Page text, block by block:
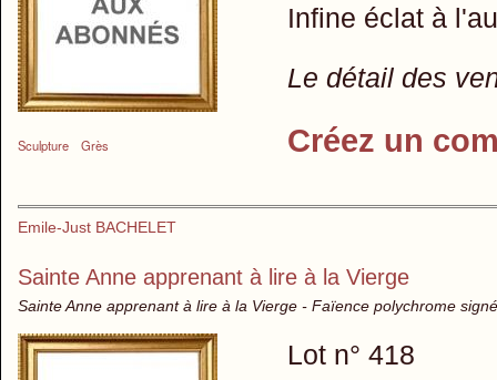
Sculpture Grès
Infine éclat à
Le détail des
Créez un
Emile-Just BACHELET
Sainte Anne apprenant à lire à la Vierge
Sainte Anne apprenant à lire à la Vierge - Faïence polychrome
Lot n° 418